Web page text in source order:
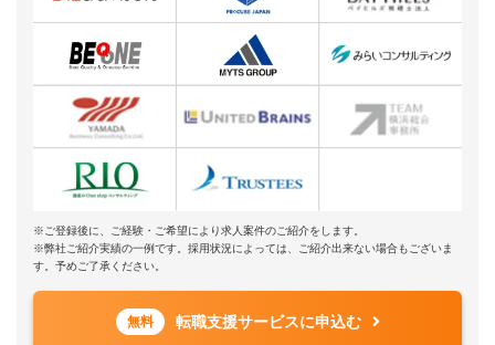
※ご登録後に、ご経験・ご希望により求人案件のご紹介をします。
※弊社ご紹介実績の一例です。採用状況によっては、ご紹介出来ない場合もございま
す。予めご了承ください。
無料 転職支援サービスに申込む